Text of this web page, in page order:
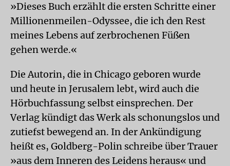
»Dieses Buch erzählt die ersten Schritte einer
Millionenmeilen-Odyssee, die ich den Rest
meines Lebens auf zerbrochenen Füßen
gehen werde.«
Die Autorin, die in Chicago geboren wurde
und heute in Jerusalem lebt, wird auch die
Hörbuchfassung selbst einsprechen. Der
Verlag kündigt das Werk als schonungslos und
zutiefst bewegend an. In der Ankündigung
heißt es, Goldberg-Polin schreibe über Trauer
»aus dem Inneren des Leidens heraus« und